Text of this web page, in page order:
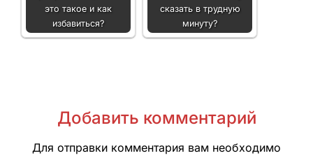
это такое и как
избавиться?
сказать в трудную
минуту?
Добавить комментарий
Для отправки комментария вам необходимо